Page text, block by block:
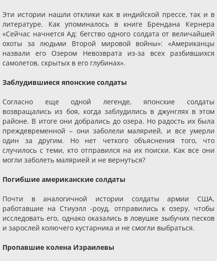
Эти истории нашли отклики как в индийской прессе, так и в
литературе. Как упоминалось в книге Брендана Кернера
«Сейчас начнется Ад: бегство одного солдата от величайшей
охоты за людьми Второй мировой войны»: «Американцы
назвали его Озером Невозврата из-за всех разбившихся
самолетов, скрытых в его глубинах».
Заблудившиеся японские солдаты
Согласно еще одной легенде, японские солдаты
возвращались из боя, когда заблудились в джунглях в этом
районе. В итоге они добрались до озера. Но радость их была
преждевременной – они заболели малярией, и все умерли
один за другим. Но нет четкого объяснения того, что
случилось с теми, кто отправился на их поиски. Как все они
могли заболеть малярией и не вернуться?
Погибшие американские солдаты
Почти в аналогичной истории солдаты армии США,
работавшие на Стиуэлл -роуд, отправились к озеру, чтобы
исследовать его, однако оказались в ловушке зыбучих песков
и зарослей колючего кустарника и не смогли выбраться.
Пропавшие колена Израилевы